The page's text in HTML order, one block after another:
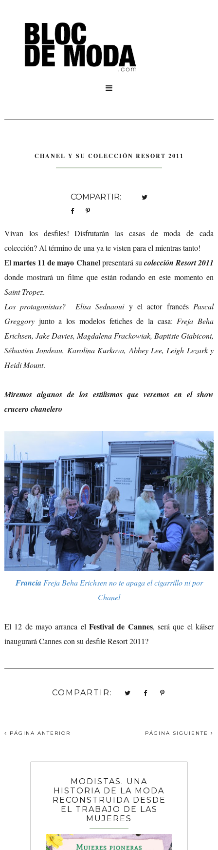

CHANEL Y SU COLECCIÓN RESORT 2011
COMPARTIR:
Vivan los desfiles! Disfrutarán las casas de moda de cada
colección? Al término de una ya te visten para el mientras tanto!
Elmartes 11 de mayo Chanelpresentará sucolección Resort 2011
donde mostrará un filme que están rodando en este momento en
Saint-Tropez.
Los protagonistas?
Elisa Sednaoui y el actor francésPascal
Greggoryjunto a los modelos fetiches de la casa:Freja Beha
Erichsen, Jake Davies, Magdalena Frackowiak, Baptiste Giabiconi,
Sébastien Jondeau, Karolina Kurkova, Abbey Lee, Leigh Lezark y
Heidi Mount.
Miremos algunos de los estilismos que veremos en elshow
crucero chanelero
FranciaFreja Beha Erichsen no te apaga el cigarrillo ni por
Chanel
El 12 de mayo arranca el Festival de Cannes, será que el káiser
inaugurará Cannes con su desfile Resort 2011?
COMPARTIR:
PÁGINA ANTERIOR PÁGINA SIGUIENTE
MODISTAS. UNA
HISTORIA DE LA MODA
RECONSTRUIDA DESDE
EL TRABAJO DE LAS
MUJERES